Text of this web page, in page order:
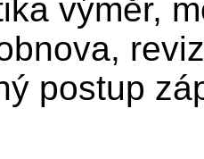
výměr,
postup